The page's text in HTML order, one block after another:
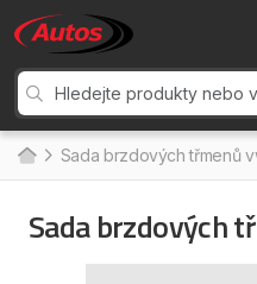
Sada brzdových třmenů
Sada brzdových